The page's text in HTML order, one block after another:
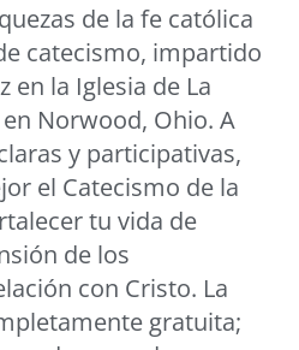
de la fe católica
catecismo, impartido
en la Iglesia de La
Norwood, Ohio. A
y participativas,
el Catecismo de la
tu vida de
de los
con Cristo. La
gratuita;